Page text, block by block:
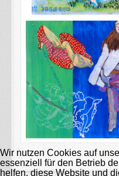
Wir nutzen Cookies auf
essenziell für den Betrieb
helfen, diese Website und